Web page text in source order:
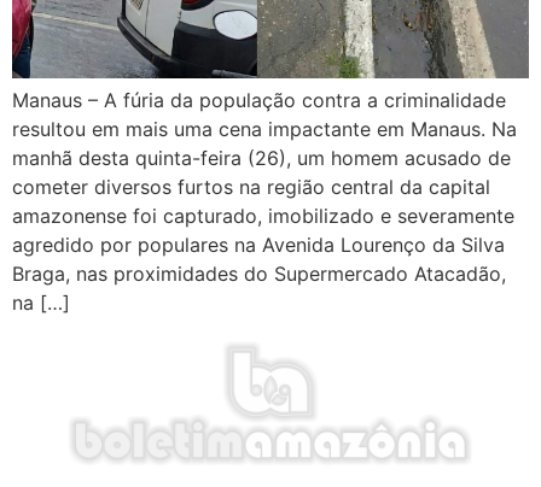
Manaus – A fúria da população contra a criminalidade
resultou em mais uma cena impactante em Manaus. Na
manhã desta quinta-feira (26), um homem acusado de
cometer diversos furtos na região central da capital
amazonense foi capturado, imobilizado e severamente
agredido por populares na Avenida Lourenço da Silva
Braga, nas proximidades do Supermercado Atacadão,
na […]